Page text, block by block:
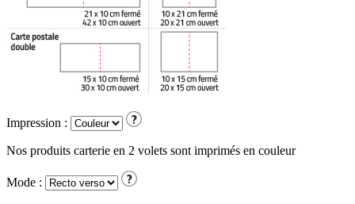
Impression :
Nos produits carterie en 2 volets sont imprimés en couleur
Mode :